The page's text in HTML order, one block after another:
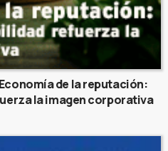
de la reputación:
la imagen corporativa